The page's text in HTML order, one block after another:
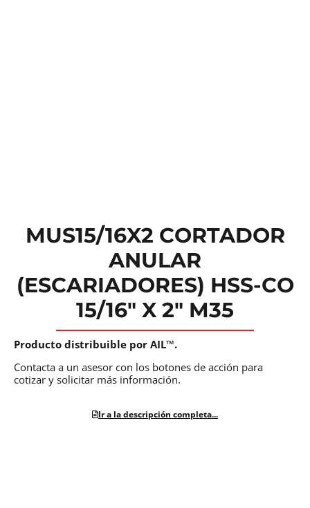
MUS15/16X2 CORTADOR
ANULAR
(ESCARIADORES) HSS-CO
15/16″ X 2″ M35
Producto distribuible por AIL™.
Contacta a un asesor con los botones de acción para
cotizar y solicitar más información.
Ir a la descripción completa...